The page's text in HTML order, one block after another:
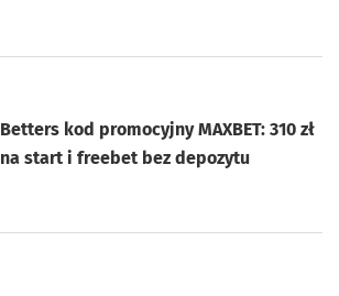
Betters kod promocyjny MAXBET: 310 zł
na start i freebet bez depozytu